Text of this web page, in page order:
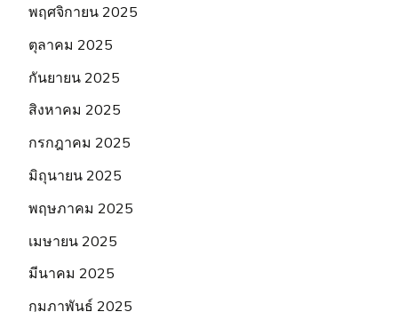
พฤศจิกายน 2025
ตุลาคม 2025
กันยายน 2025
สิงหาคม 2025
กรกฎาคม 2025
มิถุนายน 2025
พฤษภาคม 2025
เมษายน 2025
มีนาคม 2025
กุมภาพันธ์ 2025